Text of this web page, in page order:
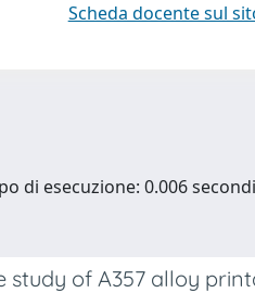
Scheda docente sul
di esecuzione: 0.006
study of A357 alloy